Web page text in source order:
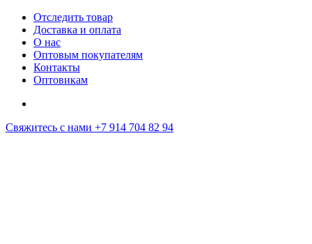
Отследить товар
Доставка и оплата
О нас
Оптовым покупателям
Контакты
Оптовикам
Свяжитесь с нами +7 914 704 82 94